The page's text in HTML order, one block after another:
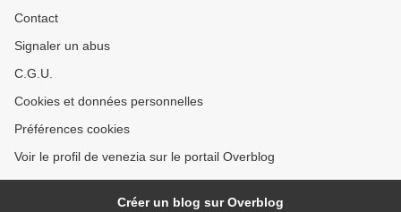
Contact
Signaler un abus
C.G.U.
Cookies et données personnelles
Préférences cookies
Voir le profil de venezia sur le portail Overblog
Créer un blog sur Overblog